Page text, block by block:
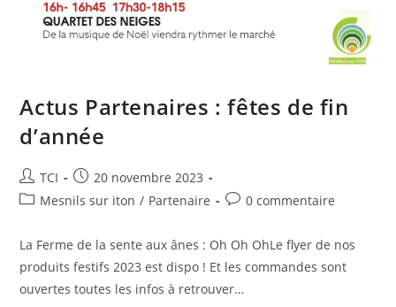
Actus Partenaires : fêtes de fin
d’année
Auteur/autrice
de
TCI
Publication
publiée :
20 novembre 2023
PostMesnils sur iton / Partenaire
Commentaires
la
publication :
0 commentaire
La Ferme de la sente aux ânes : Oh Oh OhLe flyer de nos
produits festifs 2023 est dispo ! Et les commandes sont
ouvertes toutes les infos à retrouver…